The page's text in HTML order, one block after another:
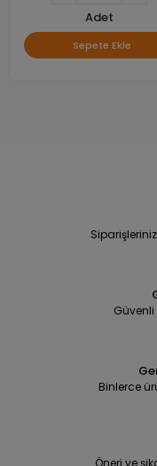
Adet
Sepete Ekle
Binlerce